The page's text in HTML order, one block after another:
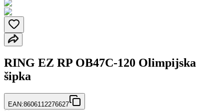
RING EZ RP OB47C-120 Olimpijska
šipka
EAN:8606112276627